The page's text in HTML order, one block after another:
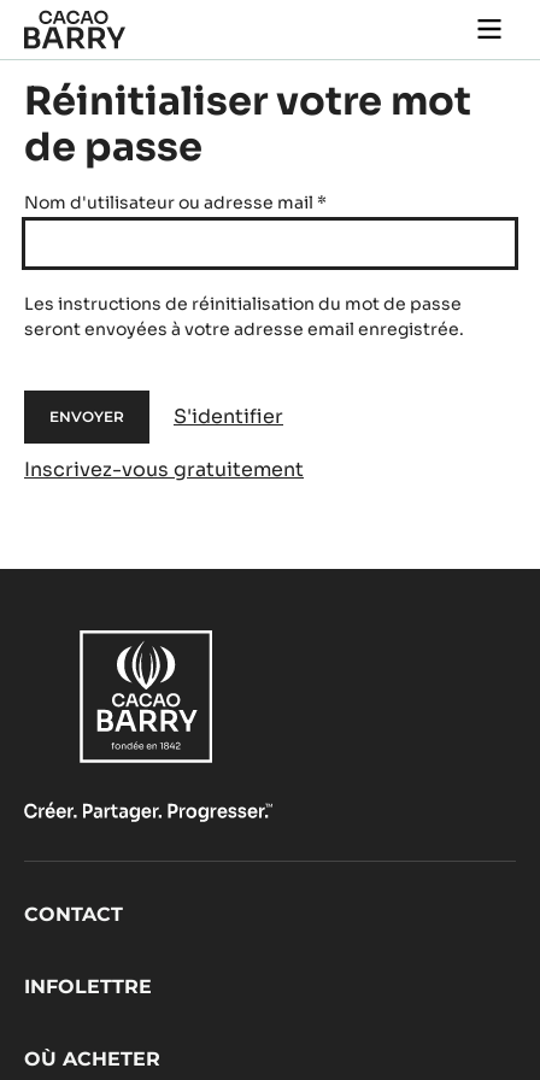
Skip to main content
main
Réinitialiser votre mot
de passe
Nom d'utilisateur ou adresse mail *
Les instructions de réinitialisation du mot de passe
seront envoyées à votre adresse email enregistrée.
S'identifier
Inscrivez-vous gratuitement
Footer
CONTACT
INFOLETTRE
OÙ ACHETER